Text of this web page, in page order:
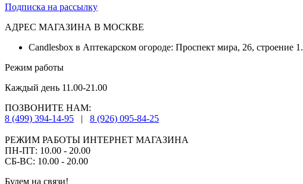
Подписка на рассылку
АДРЕС МАГАЗИНА В МОСКВЕ
Candlesbox в Аптекарском огороде: Проспект мира, 26, строение 1.
Режим работы
Каждый день 11.00-21.00
ПОЗВОНИТЕ НАМ:
8 (499) 394-14-95
| 8 (926) 095-84-25
РЕЖИМ РАБОТЫ ИНТЕРНЕТ МАГАЗИНА
ПН-ПТ: 10.00 - 20.00
СБ-ВС: 10.00 - 20.00
Будем на связи!